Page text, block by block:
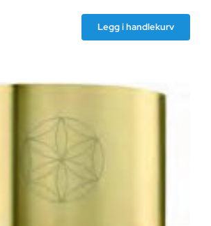
Legg i handlekurv